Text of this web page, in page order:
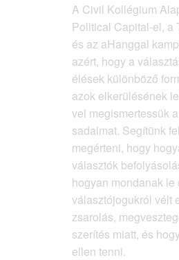
A Civil Kol­lé­gi­um
Poli­ti­cal Cap­ital-el, a
és az aHang­gal
azért, hogy a
élé­sek külön­bö­ző
azok elke­rü­lé­sé­nek
vel meg­is­mer­tes­sük
sa­dal­mat. Segí­tünk
meg­ér­te­ni, hogy
válasz­tók
hogyan mon­da­nak le
válasz­tó­jo­guk­ról vélt
zsa­ro­lás,
sze­rí­tés miatt, és
ellen tenni.